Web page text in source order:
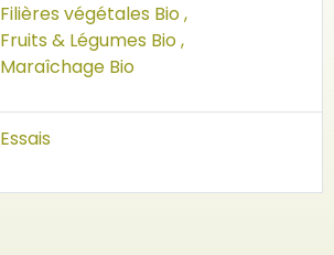
Filières végétales Bio ,
Fruits & Légumes Bio ,
Maraîchage Bio
Essais